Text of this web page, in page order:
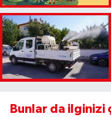
Bunlar da ilginizi